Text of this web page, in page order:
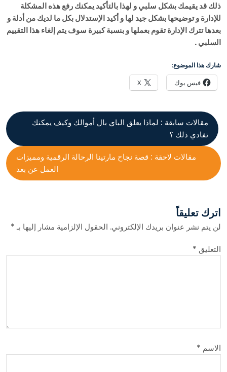
ذلك قد يقيمك بشكل سلبي و لهذا بالتأكيد يمكنك رفع هذه المشكلة
للإدارة و توضيحها بشكل جيد لها و أكيد الإستدلال بكل ما لديك من أدلة و
بعدها تترك الإدارة تقوم بعملها و بنسبة كبيرة سوف يتم إلغاء هذا التقييم
السلبي .
شارك هذا الموضوع:
فيس بوك X
مقالات سابقة : لماذا يعلق الباي بال أموالك وكيف يمكنك
تفادي ذلك ؟
مقالات لاحقة : قصة نجاح مارتينا الرحالة الرقمية ومميزات
العمل عن بعد
اترك تعليقاً
لن يتم نشر عنوان بريدك الإلكتروني. الحقول الإلزامية مشار إليها بـ*
التعليق *
الاسم *